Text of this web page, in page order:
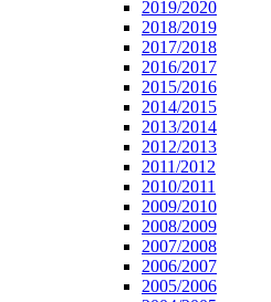
2019/2020
2018/2019
2017/2018
2016/2017
2015/2016
2014/2015
2013/2014
2012/2013
2011/2012
2010/2011
2009/2010
2008/2009
2007/2008
2006/2007
2005/2006